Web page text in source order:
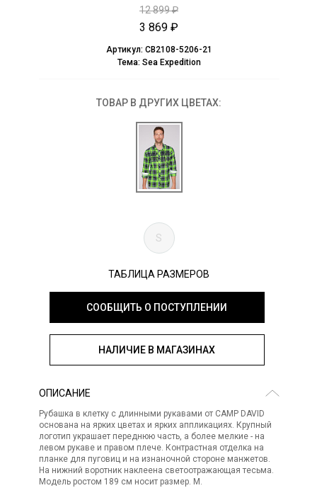
12 899 ₽
3 869 ₽
Артикул: CB2108-5206-21
Тема: Sea Expedition
ТОВАР В ДРУГИХ ЦВЕТАХ:
S
ТАБЛИЦА РАЗМЕРОВ
СООБЩИТЬ О ПОСТУПЛЕНИИ
НАЛИЧИЕ В МАГАЗИНАХ
ОПИСАНИЕ
Рубашка в клетку с длинными рукавами от CAMP DAVID
основана на ярких цветах и ​​ярких аппликациях. Крупный
логотип украшает переднюю часть, а более мелкие - на
левом рукаве и правом плече. Контрастная отделка на
планке для пуговиц и на изнаночной стороне манжетов.
На нижний воротник наклеена светоотражающая тесьма.
Модель ростом 189 см носит размер. М.